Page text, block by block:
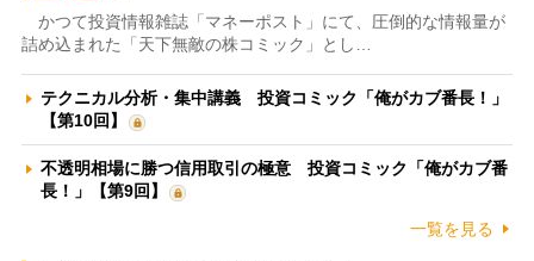
かつて投資情報雑誌「マネーポスト」にて、圧倒的な情報量が
詰め込まれた「天下無敵の株コミック」とし…
テクニカル分析・集中講義 投資コミック「俺がカブ番長！」
【第10回】
不透明相場に勝つ信用取引の極意 投資コミック「俺がカブ番
長！」【第9回】
一覧を見る